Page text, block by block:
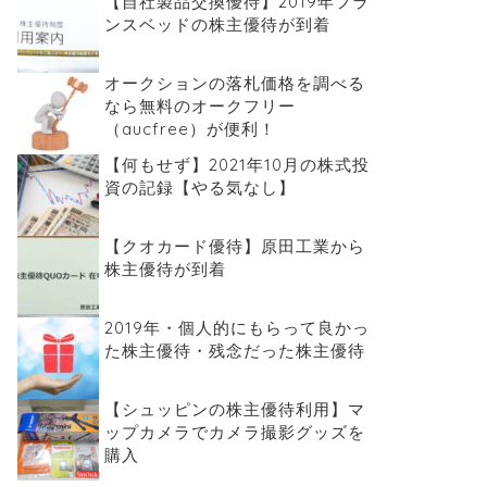
ンスベッドの株主優待が到着
オークションの落札価格を調べる
なら無料のオークフリー
（aucfree）が便利！
【何もせず】2021年10月の株式投
資の記録【やる気なし】
【クオカード優待】原田工業から
株主優待が到着
2019年・個人的にもらって良かっ
た株主優待・残念だった株主優待
【シュッピンの株主優待利用】マ
ップカメラでカメラ撮影グッズを
購入